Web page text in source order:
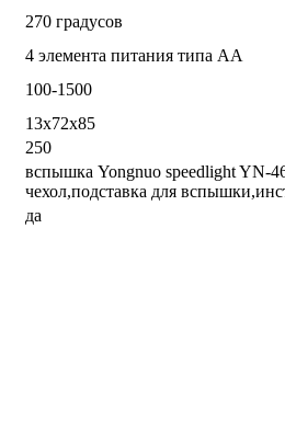
270 градусов
4 элемента питания типа AA
100-1500
13x72x85
250
вспышка Yongnuo speedlight YN-
чехол,подставка для
да